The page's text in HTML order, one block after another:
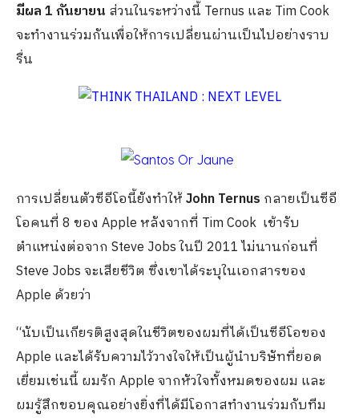
มีผล 1 กันยายน ส่วนในระหว่างนี้ Ternus และ Tim Cook
จะทำงานร่วมกันเพื่อให้การเปลี่ยนผ่านเป็นไปอย่างราบ
รื่น
การเปลี่ยนตัวซีอีโอนี้ยังทำให้John Ternus กลายเป็นซีอี
โอคนที่ 8 ของ Apple หลังจากที่ Tim Cook เข้ารับ
ตำแหน่งต่อจาก Steve Jobs ในปี 2011 ไม่นานก่อนที่
Steve Jobs จะเสียชีวิต ซึ่งเขาได้ระบุในเอกสารของ
Apple ด้วยว่า
“นับเป็นเกียรติสูงสุดในชีวิตของผมที่ได้เป็นซีอีโอของ
Apple และได้รับความไว้วางใจให้เป็นผู้นำบริษัทที่ยอด
เยี่ยมเช่นนี้ ผมรัก Apple จากหัวใจทั้งหมดของผม และ
ผมรู้สึกขอบคุณอย่างยิ่งที่ได้มีโอกาสทำงานร่วมกับทีม